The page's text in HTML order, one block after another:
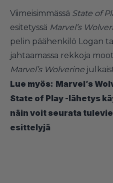
Viimeisimmässä State of
esitetyssä Marvel’s
pelin päähenkilö Logan
jahtaamassa rekkoja
Marvel’s Wolverine
Lue myös: Marvel’s
State of Play -lähetys
näin voit seurata
esittelyjä